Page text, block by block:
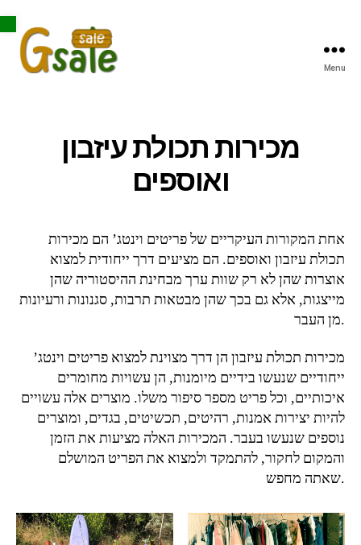
Open toolbar
Menu
מכירות תכולת עיזבון
ואוספים
אחת המקורות העיקריים של פריטים וינטג’ הם מכירות
תכולת עיזבון ואוספים. הם מציעים דרך ייחודית למצוא
אוצרות שהן לא רק שוות ערך מבחינת ההיסטוריה שהן
מייצגות, אלא גם בכך שהן מבטאות תרבות, סגנונות ורעיונות
מן העבר.
מכירות תכולת עיזבון הן דרך מצוינת למצוא פריטים וינטג’
ייחודיים שנעשו בידיים מיומנות, הן עשויות מחומרים
איכותיים, וכל פריט מספר סיפור משלו. מוצרים אלה עשויים
להיות יצירות אמנות, רהיטים, תכשיטים, בגדים, ומוצרים
נוספים שנעשו בעבר. המכירות האלה מציעות את הזמן
והמקום לחקור, להתמקד ולמצוא את הפריט המושלם
שאתה מחפש.